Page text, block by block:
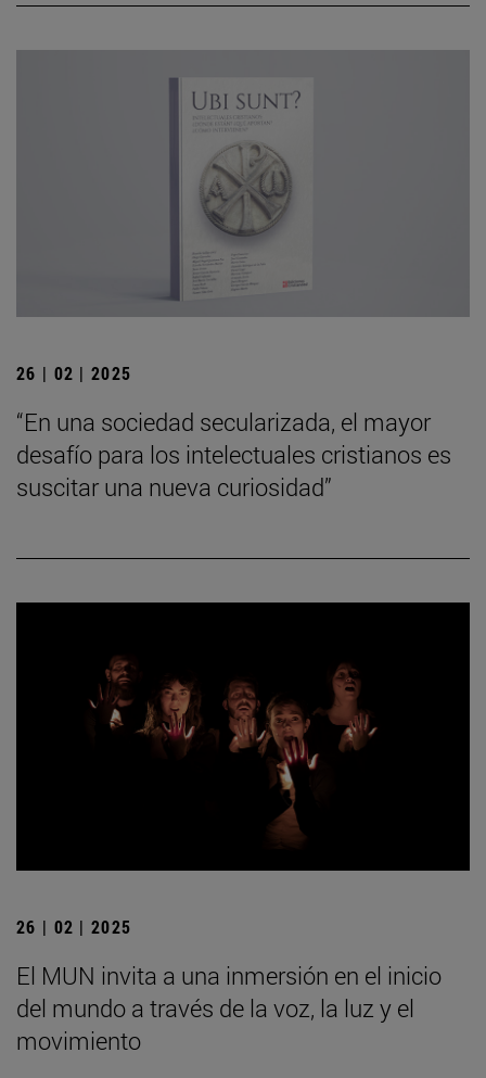
26 | 02 | 2025
“En una sociedad secularizada, el mayor
desafío para los intelectuales cristianos es
suscitar una nueva curiosidad”
26 | 02 | 2025
El MUN invita a una inmersión en el inicio
del mundo a través de la voz, la luz y el
movimiento